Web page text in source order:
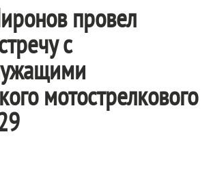
провел
с
мотострелкового